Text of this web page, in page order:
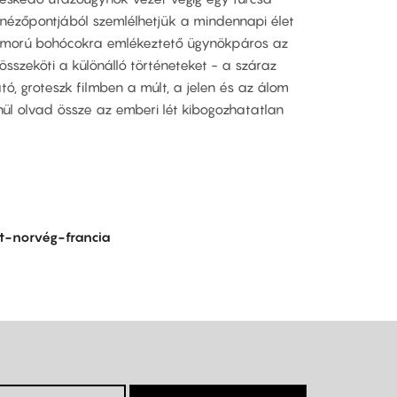
szemlélhetjük a mindennapi élet
bohócokra emlékeztető ügynökpáros az
a különálló történeteket - a száraz
groteszk filmben a múlt, a jelen és az álom
olvad össze az emberi lét kibogozhatatlan
norvég-francia